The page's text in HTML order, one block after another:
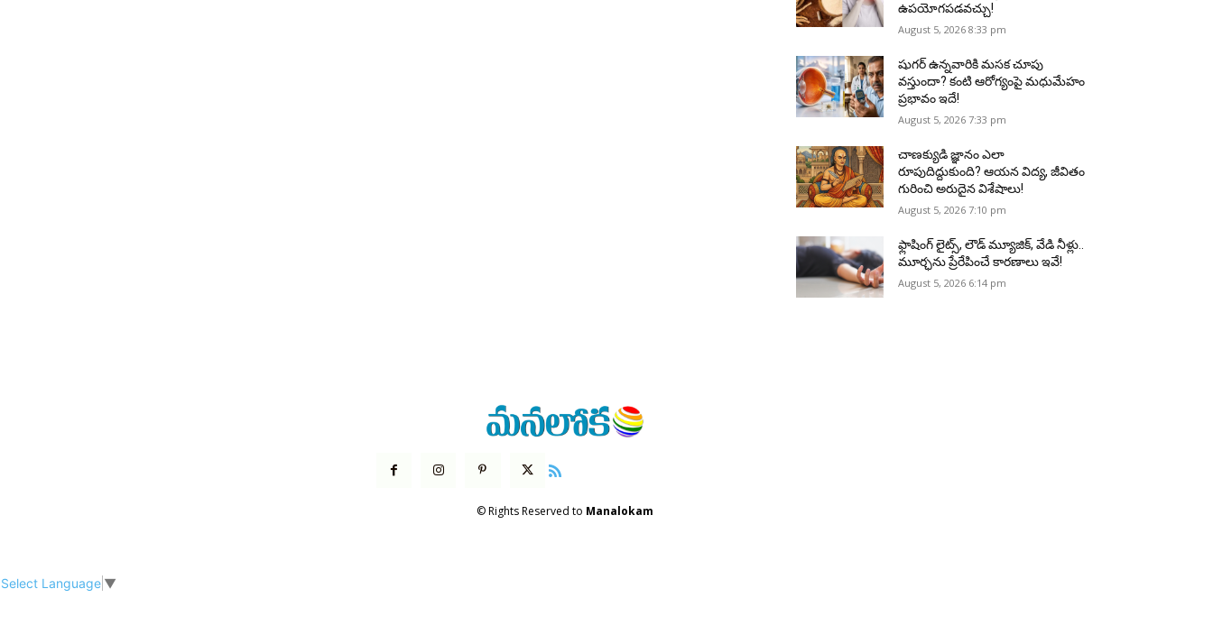
ఉపయోగపడవచ్చు!
August 5, 2026 8:33 pm
షుగర్ ఉన్నవారికి మసక చూపు
వస్తుందా? కంటి ఆరోగ్యంపై మధుమేహం
ప్రభావం ఇదే!
August 5, 2026 7:33 pm
చాణక్యుడి జ్ఞానం ఎలా
రూపుదిద్దుకుంది? ఆయన విద్య, జీవితం
గురించి అరుదైన విశేషాలు!
August 5, 2026 7:10 pm
ఫ్లాషింగ్ లైట్స్, లౌడ్ మ్యూజిక్, వేడి నీళ్లు..
మూర్ఛను ప్రేరేపించే కారణాలు ఇవే!
August 5, 2026 6:14 pm
© Rights Reserved to Manalokam
Select Language ▼